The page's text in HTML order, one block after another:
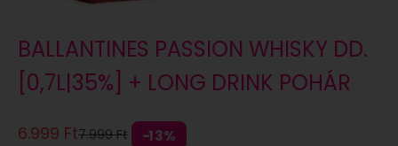
BALLANTINES PASSION WHISKY DD.
[0,7L|35%] + LONG DRINK POHÁR
Eladási ár
6.999 FtNormál áron
7.999 Ft 13%